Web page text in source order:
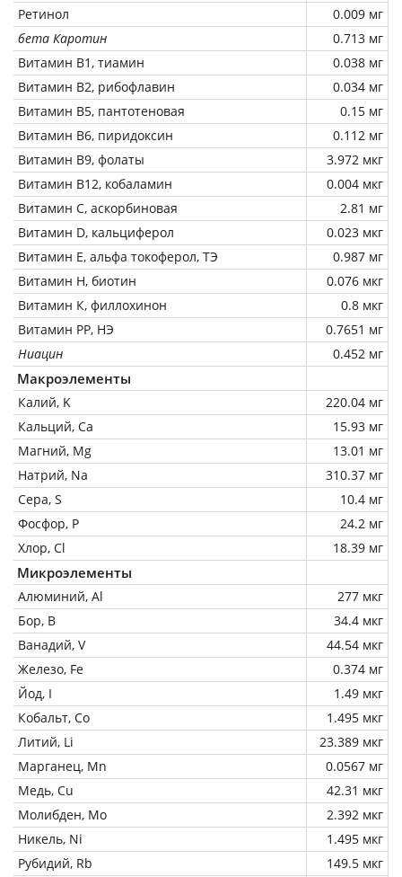
Ретинол
0.009 мг
бета Каротин
0.713 мг
Витамин В1, тиамин
0.038 мг
Витамин В2, рибофлавин
0.034 мг
Витамин В5, пантотеновая
0.15 мг
Витамин В6, пиридоксин
0.112 мг
Витамин В9, фолаты
3.972 мкг
Витамин В12, кобаламин
0.004 мкг
Витамин C, аскорбиновая
2.81 мг
Витамин D, кальциферол
0.023 мкг
Витамин Е, альфа токоферол, ТЭ
0.987 мг
Витамин Н, биотин
0.076 мкг
Витамин К, филлохинон
0.8 мкг
Витамин РР, НЭ
0.7651 мг
Ниацин
0.452 мг
Макроэлементы
Калий, K
220.04 мг
Кальций, Ca
15.93 мг
Магний, Mg
13.01 мг
Натрий, Na
310.37 мг
Сера, S
10.4 мг
Фосфор, P
24.2 мг
Хлор, Cl
18.39 мг
Микроэлементы
Алюминий, Al
277 мкг
Бор, B
34.4 мкг
Ванадий, V
44.54 мкг
Железо, Fe
0.374 мг
Йод, I
1.49 мкг
Кобальт, Co
1.495 мкг
Литий, Li
23.389 мкг
Марганец, Mn
0.0567 мг
Медь, Cu
42.31 мкг
Молибден, Mo
2.392 мкг
Никель, Ni
1.495 мкг
Рубидий, Rb
149.5 мкг